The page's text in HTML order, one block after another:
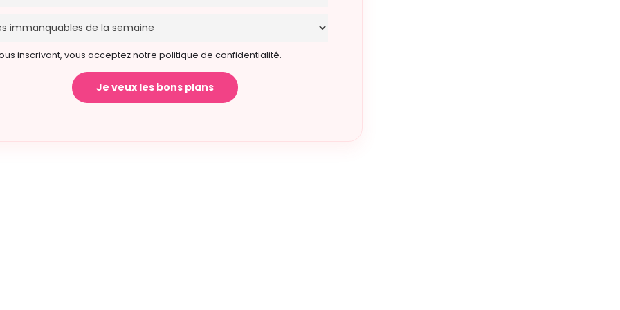
inscrivant, vous acceptez notre politique de confidentialité.